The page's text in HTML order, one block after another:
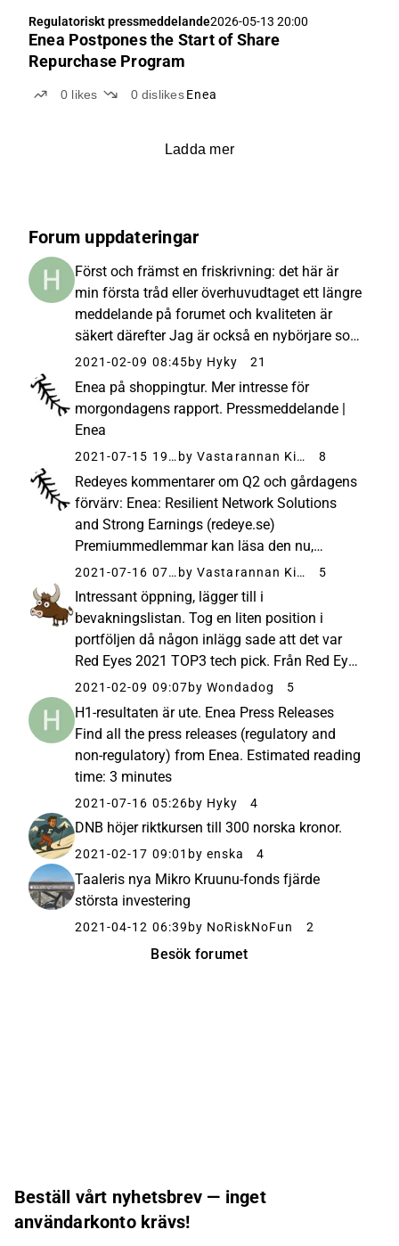
Regulatoriskt pressmeddelande2026-05-13 20:00
Enea Postpones the Start of Share
Repurchase Program
0 likes 0 dislikes Enea
Ladda mer
Forum uppdateringar
Först och främst en friskrivning: det här är
min första tråd eller överhuvudtaget ett längre
meddelande på forumet och kvaliteten är
säkert därefter Jag är också en nybörjare som
investerare, så korrigeringar och
förbättringsförslag för tråden tas emot mer
än gärna. Enea är ett svenskt...
2021-02-09 08:45by Hyky 21
Enea på shoppingtur. Mer intresse för
morgondagens rapport. Pressmeddelande |
Enea
2021-07-15 19:17 by Vastarannan Kiiski 8
Redeyes kommentarer om Q2 och gårdagens
förvärv: Enea: Resilient Network Solutions
and Strong Earnings (redeye.se)
Premiummedlemmar kan läsa den nu,
gratismedlemmar om två timmar. Jag kan
avslöja så mycket som att de var positiva.
Som slutkommentar: “Allt som allt anser vi att
rapporten...
2021-07-16 07:15 by Vastarannan Kiiski 5
Intressant öppning, lägger till i
bevakningslistan. Tog en liten position i
portföljen då någon inlägg sade att det var
Red Eyes 2021 TOP3 tech pick. Från Red Eyes
hemsida finns en rapport från förra veckan
och de höjde sina förväntningar. Bear på 193
SEK, bull på 310 SEK. Jag ser...
2021-02-09 09:07by Wondadog 5
H1-resultaten är ute. Enea Press Releases
Find all the press releases (regulatory and
non-regulatory) from Enea. Estimated reading
time: 3 minutes
2021-07-16 05:26by Hyky 4
DNB höjer riktkursen till 300 norska kronor.
2021-02-17 09:01 by enska 4
Taaleris nya Mikro Kruunu-fonds fjärde
största investering
2021-04-12 06:39 by NoRiskNoFun 2
Besök forumet
Beställ vårt nyhetsbrev — inget
användarkonto krävs!